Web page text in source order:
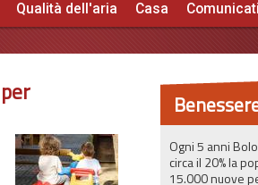
Qualità dell'aria Casa Comunicati
Ogni 5 anni
circa il 20% la
15.000 nuove